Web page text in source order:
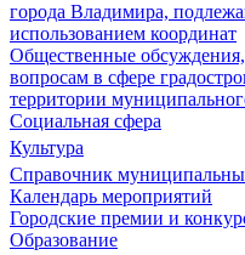
города Владимира,
использованием координат
Общественные
вопросам в сфере
территории
Социальная сфера
Культура
Справочник
Календарь мероприятий
Городские премии и
Образование